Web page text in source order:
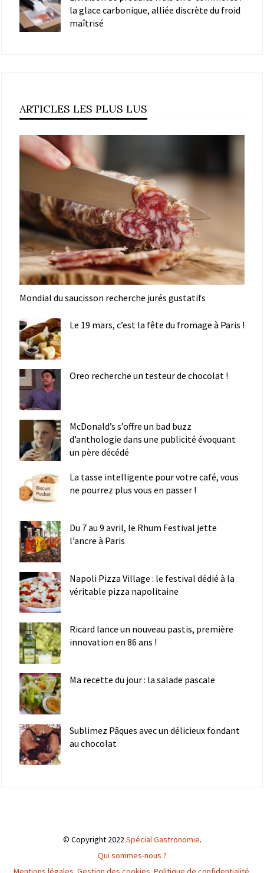
la glace carbonique, alliée discrète du froid
maîtrisé
ARTICLES LES PLUS LUS
Mondial du saucisson recherche jurés gustatifs
Le 19 mars, c’est la fête du fromage à Paris !
Oreo recherche un testeur de chocolat !
McDonald’s s’offre un bad buzz
d’anthologie dans une publicité évoquant
un père décédé
La tasse intelligente pour votre café, vous
ne pourrez plus vous en passer !
Du 7 au 9 avril, le Rhum Festival jette
l’ancre à Paris
Napoli Pizza Village : le festival dédié à la
véritable pizza napolitaine
Ricard lance un nouveau pastis, première
innovation en 86 ans !
Ma recette du jour : la salade pascale
Sublimez Pâques avec un délicieux fondant
au chocolat
© Copyright 2022Spécial Gastronomie.
Qui sommes-nous ?